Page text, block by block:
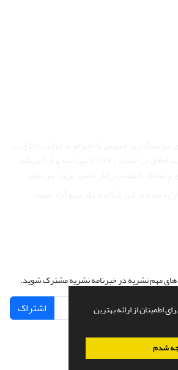
اطمینان از ارائه بهترین
شدم
های مهم نشریه در خبرنامه نشریه مشترک شوید.
اشتراک
طراحی و پیاده سازی ازسیناوب